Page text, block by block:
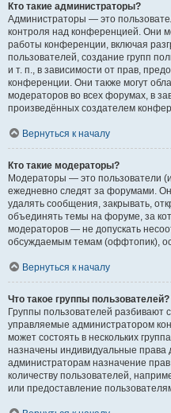
Кто такие администраторы?
Администраторы — это
контроля над конференцией. Они
работы конференции, включая
пользователей, создание групп
и т. п., в зависимости от прав,
конференции. Они также могут
модераторов во всех форумах, в
произведённых создателем
Вернуться к началу
Кто такие модераторы?
Модераторы — это пользователи
ежедневно следят за форумами.
удалять сообщения, закрывать,
объединять темы на форуме, за
модераторов — не допускать
обсуждаемым темам (оффтопик),
Вернуться к началу
Что такое группы пользователей?
Группы пользователей разбивают
управляемые администратором
может состоять в нескольких
назначены индивидуальные права
администраторам назначение
количеству пользователей,
или предоставление